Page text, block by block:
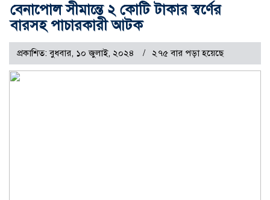
বেনাপোল সীমান্তে ২ কোটি টাকার স্বর্ণের
বারসহ পাচারকারী আটক
প্রকাশিত: বুধবার, ১০ জুলাই, ২০২৪ ২৭৫ বার পড়া হয়েছে